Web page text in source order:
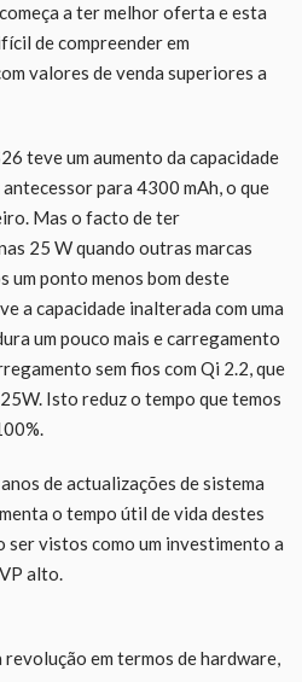
a ter melhor oferta e esta
de compreender em
valores de venda superiores a
teve um aumento da capacidade
para 4300 mAh, o que
Mas o facto de ter
25 W quando outras marcas
um ponto menos bom deste
a capacidade inalterada com uma
um pouco mais e carregamento
sem fios com Qi 2.2, que
Isto reduz o tempo que temos
de actualizações de sistema
o tempo útil de vida destes
ser vistos como um investimento a
alto.
em termos de hardware,